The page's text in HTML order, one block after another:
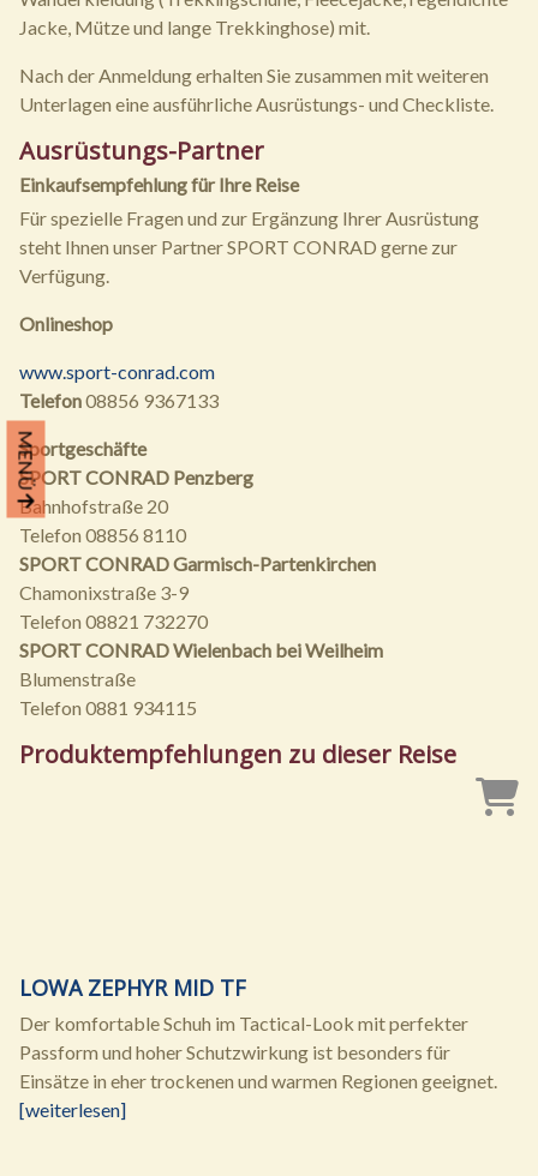
MENÜ
Jacke, Mütze und lange Trekkinghose) mit.
Nach der Anmeldung erhalten Sie zusammen mit weiteren
Unterlagen eine ausführliche Ausrüstungs- und Checkliste.
Ausrüstungs-Partner
Einkaufsempfehlung für Ihre Reise
Für spezielle Fragen und zur Ergänzung Ihrer Ausrüstung
steht Ihnen unser Partner SPORT CONRAD gerne zur
Verfügung.
Onlineshop
www.sport-conrad.com
Telefon08856 9367133
Sportgeschäfte
SPORT CONRAD Penzberg
Bahnhofstraße 20
Telefon 08856 8110
SPORT CONRAD Garmisch-Partenkirchen
Chamonixstraße 3-9
Telefon 08821 732270
SPORT CONRAD Wielenbach bei Weilheim
Blumenstraße
Telefon 0881 934115
Produktempfehlungen zu dieser Reise
LOWA ZEPHYR MID TF
Der komfortable Schuh im Tactical-Look mit perfekter
Passform und hoher Schutzwirkung ist besonders für
Einsätze in eher trockenen und warmen Regionen geeignet.
[weiterlesen]